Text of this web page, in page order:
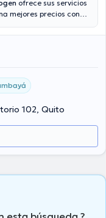
ofrece sus servicios
mejores precios con
médicos ofrecidos en
102, Quito